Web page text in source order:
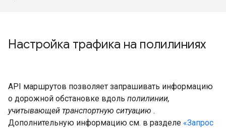
Настройка трафика на полилиниях
API маршрутов позволяет запрашивать информацию
о дорожной обстановке вдоль полилинии,
учитывающей транспортную ситуацию .
Дополнительную информацию см. в разделе «Запрос